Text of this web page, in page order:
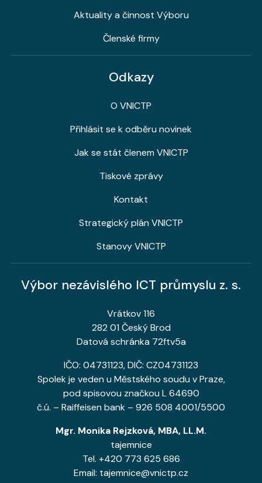
Aktuality a činnost Výboru
Členské firmy
Odkazy
O VNICTP
Přihlásit se k odběru novinek
Jak se stát členem VNICTP
Tiskové zprávy
Kontakt
Strategický plán VNICTP
Stanovy VNICTP
Výbor nezávislého ICT průmyslu z. s.
Vrátkov 116
282 01 Český Brod
Datová schránka 72ftv5a
IČO: 04731123, DIČ: CZ04731123
Spolek je veden u Městského soudu v Praze,
pod spisovou značkou L 64690
č.ú. – Raiffeisen bank – 926 508 4001/5500
Mgr. Monika Rejzková, MBA, LL.M.
tajemnice
Tel. +420 773 625 686
Email: tajemnice@vnictp.cz